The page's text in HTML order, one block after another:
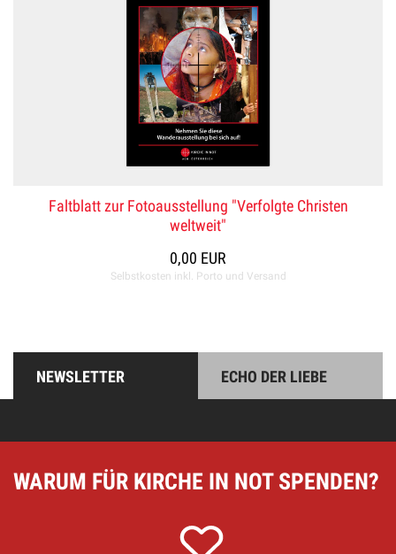
Faltblatt zur Fotoausstellung "Verfolgte Christen
weltweit"
0,00 EUR
Selbstkosten inkl. Porto und Versand
NEWSLETTER ECHO DER LIEBE
WARUM FÜR KIRCHE IN NOT SPENDEN?